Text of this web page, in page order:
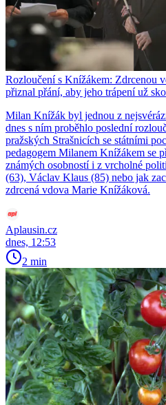
Rozloučení s Knížákem: Zdrcenou
přiznal přání, aby jeho trápení už
Milan Knížák byl jednou z
dnes s ním proběhlo poslední
pražských Strašnicích se státními
pedagogem Milanem Knížákem se
známých osobností i z vrcholné
(63), Václav Klaus (85) nebo jak
zdrcená vdova Marie Knížáková.
Aplausin.cz
dnes, 12:53
2 min